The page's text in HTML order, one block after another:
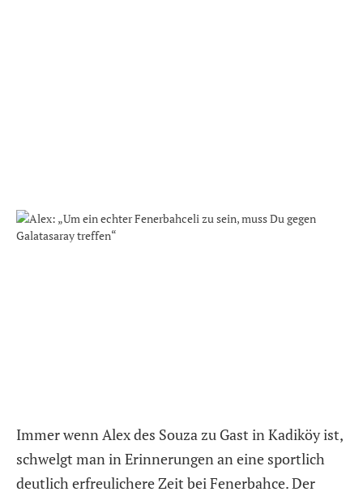
Immer wenn Alex des Souza zu Gast in Kadiköy ist,
schwelgt man in Erinnerungen an eine sportlich
deutlich erfreulichere Zeit bei Fenerbahce. Der